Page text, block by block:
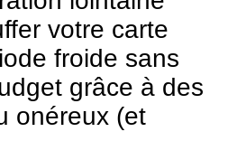
votre carte
froide sans
grâce à des
onéreux (et